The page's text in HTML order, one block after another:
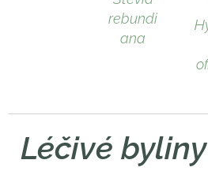
rebundi
ana
Léčivé